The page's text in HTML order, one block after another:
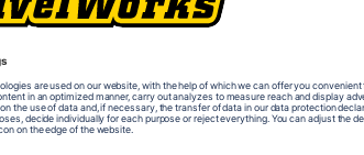
Performing Arts Center
Tonstudio